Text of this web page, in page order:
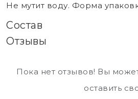
Не мутит воду. Форма
Состав
Отзывы
Пока нет отзывов! Вы
оставить